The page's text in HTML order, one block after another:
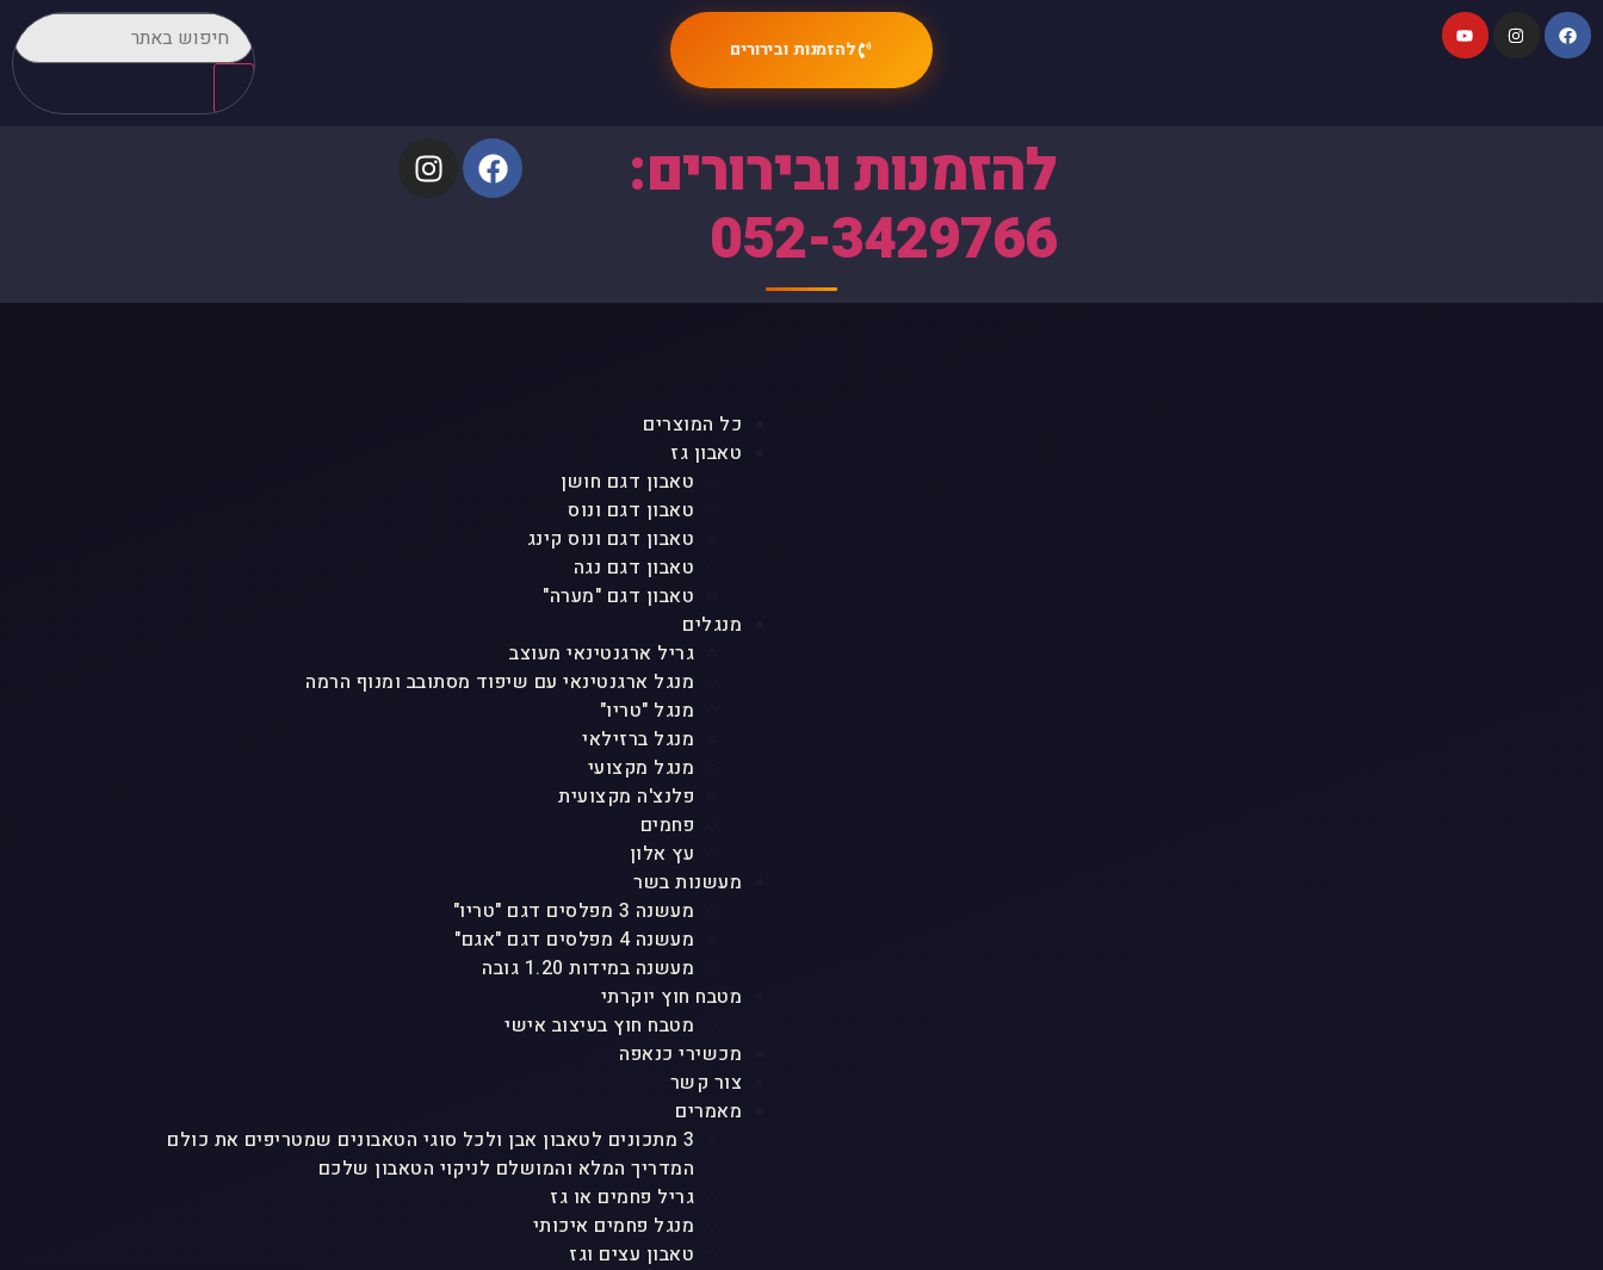
להזמנות ובירורים
להזמנות ובירורים:
052-3429766
כל המוצרים
טאבון גז
טאבון דגם חושן
טאבון דגם ונוס
טאבון דגם ונוס קינג
טאבון דגם נגה
טאבון דגם "מערה"
מנגלים
גריל ארגנטינאי מעוצב
מנגל ארגנטינאי עם שיפוד מסתובב ומנוף הרמה
מנגל "טריו"
מנגל ברזילאי
מנגל מקצועי
פלנצ'ה מקצועית
פחמים
עץ אלון
מעשנות בשר
מעשנה 3 מפלסים דגם "טריו"
מעשנה 4 מפלסים דגם "אגם"
מעשנה במידות 1.20 גובה
מטבח חוץ יוקרתי
מטבח חוץ בעיצוב אישי
מכשירי כנאפה
צור קשר
מאמרים
3 מתכונים לטאבון אבן ולכל סוגי הטאבונים שמטריפים את כולם
המדריך המלא והמושלם לניקוי הטאבון שלכם
גריל פחמים או גז
מנגל פחמים איכותי
טאבון עצים וגז